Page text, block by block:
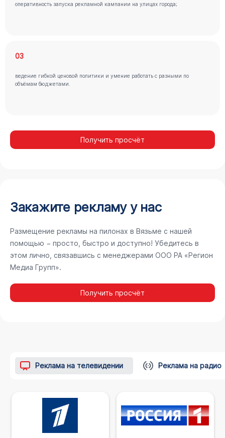
оперативность запуска рекламной кампании на улицах города;
03
ведение гибкой ценовой политики и умение работать с разными по
объёмам бюджетами.
Получить просчёт
Закажите рекламу у нас
Размещение рекламы на пилонах в Вязьме с нашей
помощью − просто, быстро и доступно! Убедитесь в
этом лично, связавшись с менеджерами ООО РА «Регион
Медиа Групп».
Получить просчёт
Реклама на телевидении Реклама на радио